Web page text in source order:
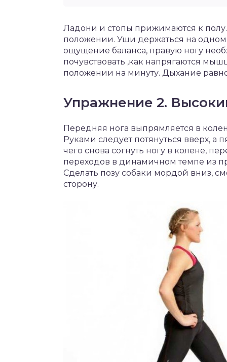
Ладони и стопы прижимаются к
положении. Уши держаться на одном
ощущение баланса, правую ногу
почувствовать ,как напрягаются
положении на минуту. Дыхание
Упражнение 2.
Передняя нога выпрямляется в
Руками следует потянуться вверх, а
чего снова согнуть ногу в колене,
переходов в динамичном темпе из
Сделать позу собаки мордой вниз,
сторону.